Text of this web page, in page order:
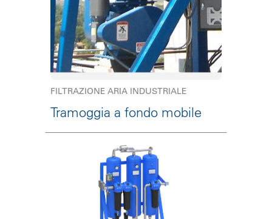
FILTRAZIONE ARIA INDUSTRIALE
Tramoggia a fondo mobile